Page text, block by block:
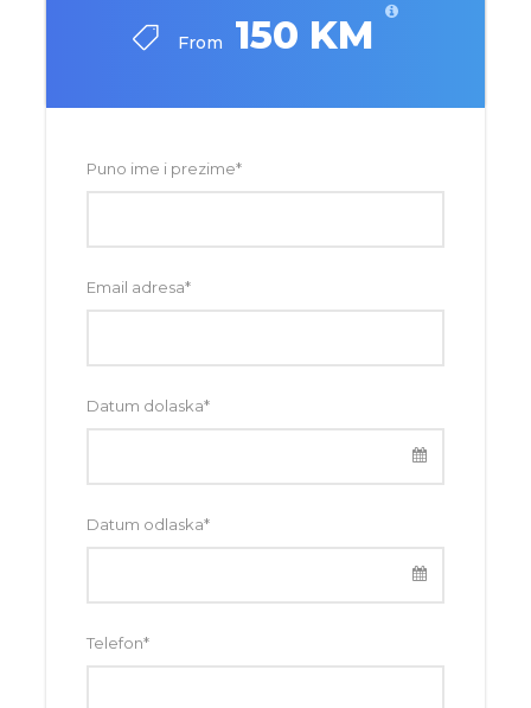
From 150 KM
Puno ime i prezime*
Email adresa*
Datum dolaska*
Datum odlaska*
Telefon*